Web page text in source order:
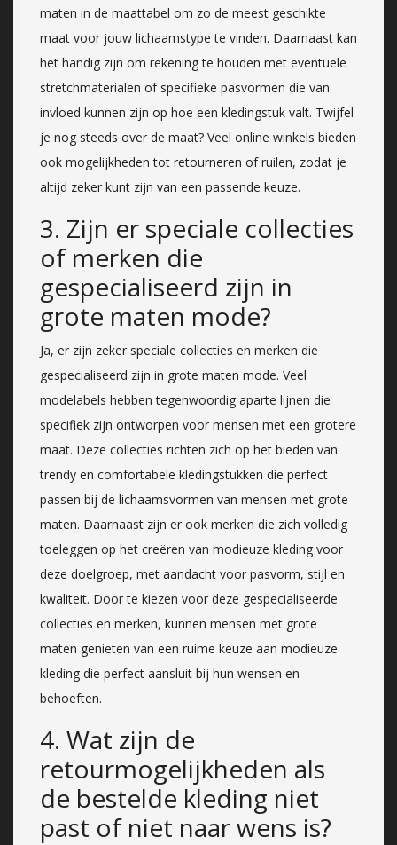
maten in de maattabel om zo de meest geschikte
maat voor jouw lichaamstype te vinden. Daarnaast kan
het handig zijn om rekening te houden met eventuele
stretchmaterialen of specifieke pasvormen die van
invloed kunnen zijn op hoe een kledingstuk valt. Twijfel
je nog steeds over de maat? Veel online winkels bieden
ook mogelijkheden tot retourneren of ruilen, zodat je
altijd zeker kunt zijn van een passende keuze.
3. Zijn er speciale collecties
of merken die
gespecialiseerd zijn in
grote maten mode?
Ja, er zijn zeker speciale collecties en merken die
gespecialiseerd zijn in grote maten mode. Veel
modelabels hebben tegenwoordig aparte lijnen die
specifiek zijn ontworpen voor mensen met een grotere
maat. Deze collecties richten zich op het bieden van
trendy en comfortabele kledingstukken die perfect
passen bij de lichaamsvormen van mensen met grote
maten. Daarnaast zijn er ook merken die zich volledig
toeleggen op het creëren van modieuze kleding voor
deze doelgroep, met aandacht voor pasvorm, stijl en
kwaliteit. Door te kiezen voor deze gespecialiseerde
collecties en merken, kunnen mensen met grote
maten genieten van een ruime keuze aan modieuze
kleding die perfect aansluit bij hun wensen en
behoeften.
4. Wat zijn de
retourmogelijkheden als
de bestelde kleding niet
past of niet naar wens is?